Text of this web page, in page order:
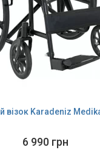
візок Karadeniz
6 990 грн